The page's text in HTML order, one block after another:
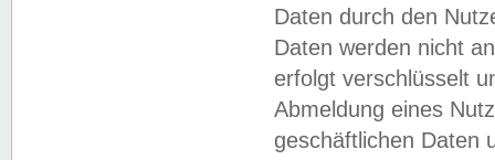
Daten durch den
Daten werden nicht
erfolgt verschlüsselt
Abmeldung eines
geschäftlichen Daten